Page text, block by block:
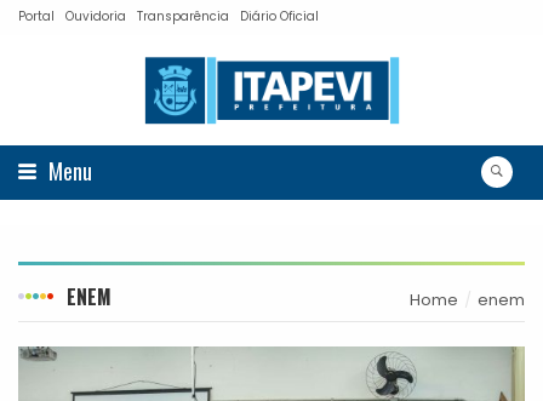
Portal Ouvidoria Transparência Diário Oficial
Menu
ENEM Home enem